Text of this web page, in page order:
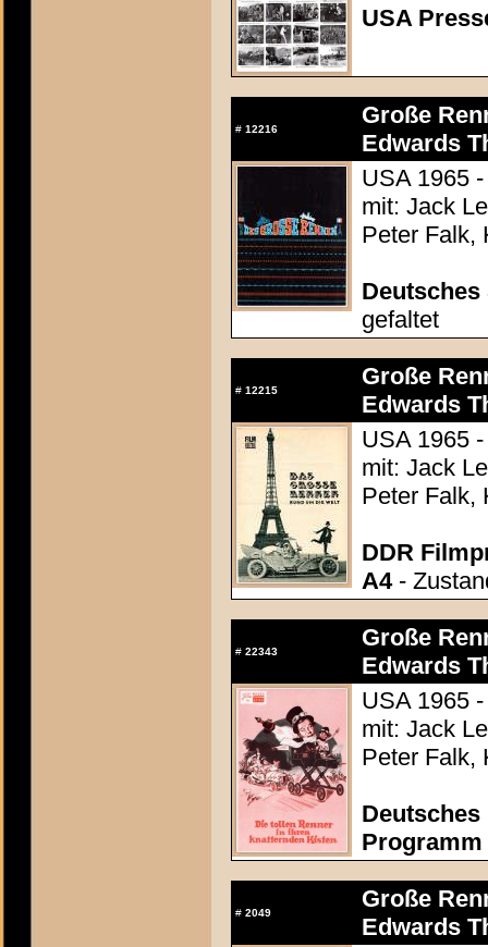
USA
# 12216
Große
Edwards
USA 1965
mit: Jack
Peter Falk,
gefaltet
# 12215
Große
Edwards
USA 1965
mit: Jack
Peter Falk,
DDR
A4-
# 22343
Große
Edwards
USA 1965
mit: Jack
Peter Falk,
Programm
# 2049
Große
Edwards